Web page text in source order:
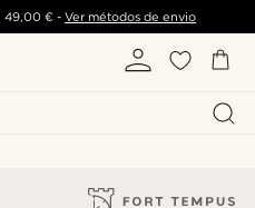
49,00 €- Ver métodos de envio